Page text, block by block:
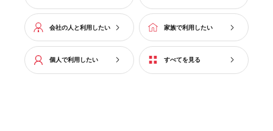
会社の人と利用したい 家族で利用したい
個人で利用したい すべてを見る